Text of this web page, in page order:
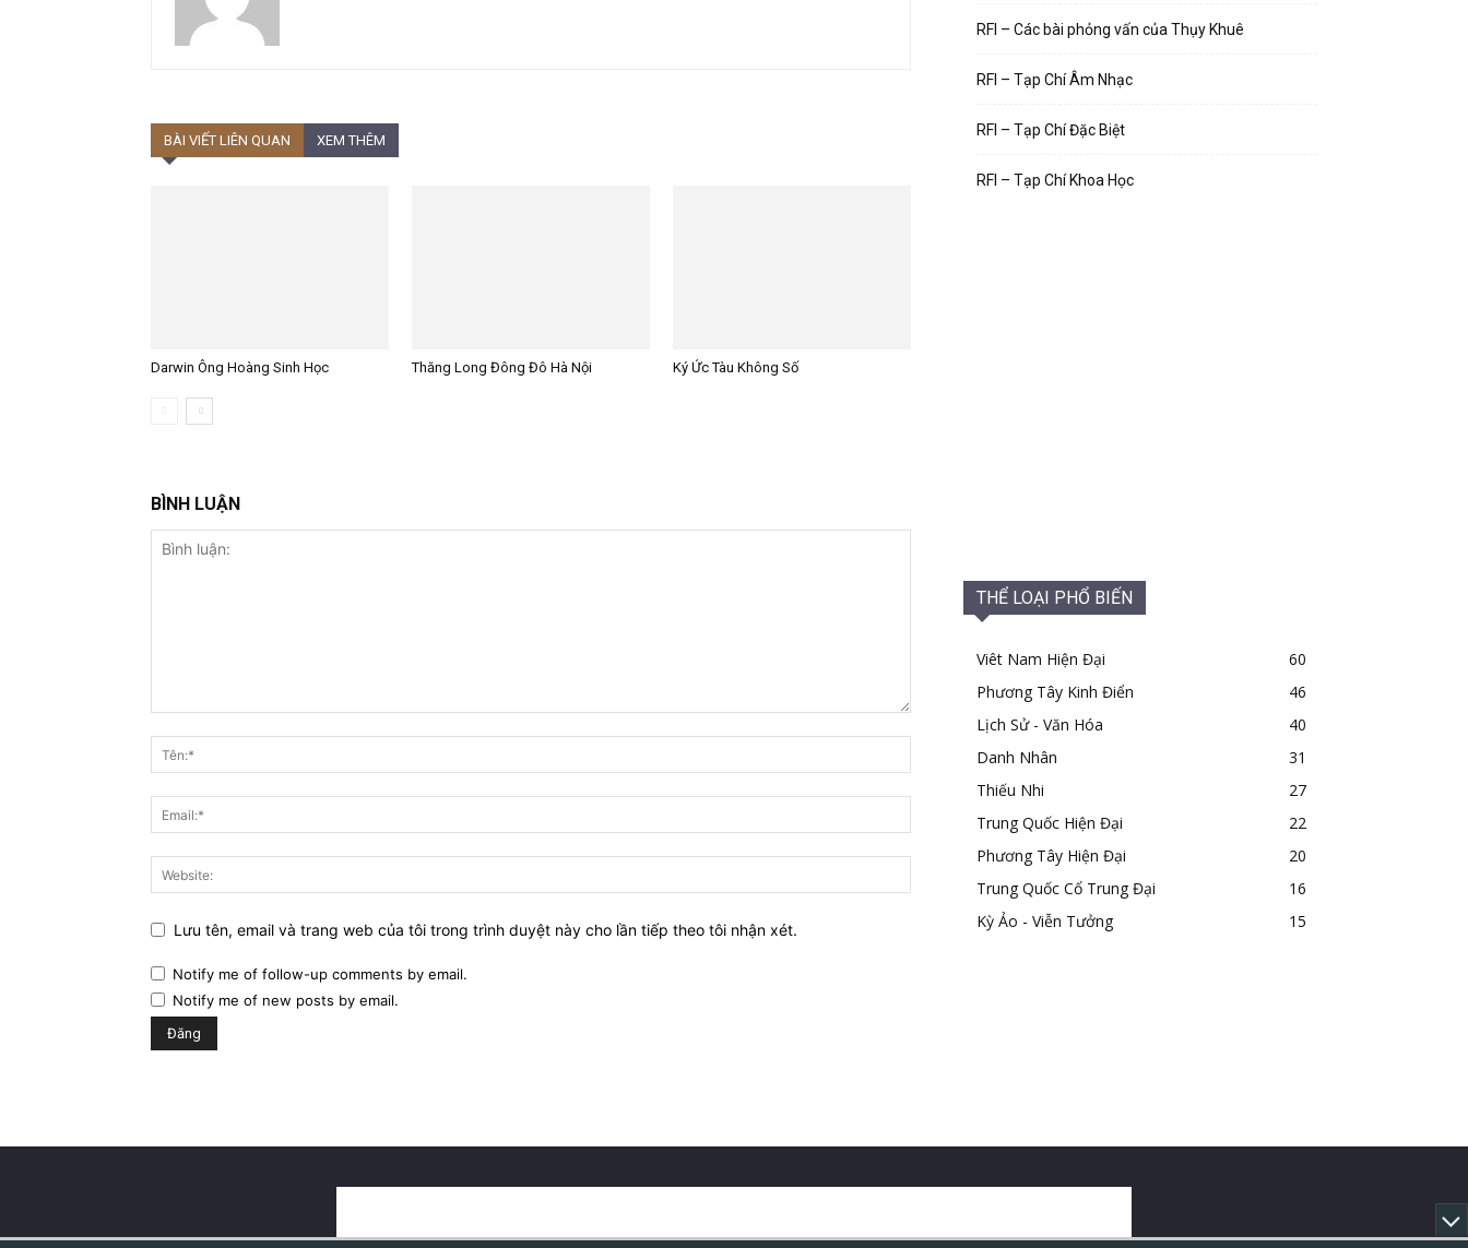
BÀI VIẾT LIÊN QUAN XEM THÊM
Darwin Ông Hoàng Sinh Học Thăng Long Đông Đô Hà Nội Ký Ức Tàu Không Số
BÌNH LUẬN
Lưu tên, email và trang web của tôi trong trình duyệt này cho lần tiếp theo tôi nhận xét.
Notify me of follow-up comments by email.
Notify me of new posts by email.
RFI – Các bài phỏng vấn của Thụy Khuê
RFI – Tạp Chí Âm Nhạc
RFI – Tạp Chí Đặc Biệt
RFI – Tạp Chí Khoa Học
THỂ LOẠI PHỔ BIẾN
Viêt Nam Hiện Đại
60
Phương Tây Kinh Điển
46
Lịch Sử - Văn Hóa
40
Danh Nhân
31
Thiếu Nhi
27
Trung Quốc Hiện Đại
22
Phương Tây Hiện Đại
20
Trung Quốc Cổ Trung Đại
16
Kỳ Ảo - Viễn Tưởng
15